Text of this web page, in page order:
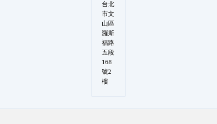
台北
市文
山區
羅斯
福路
五段
168
號2
樓